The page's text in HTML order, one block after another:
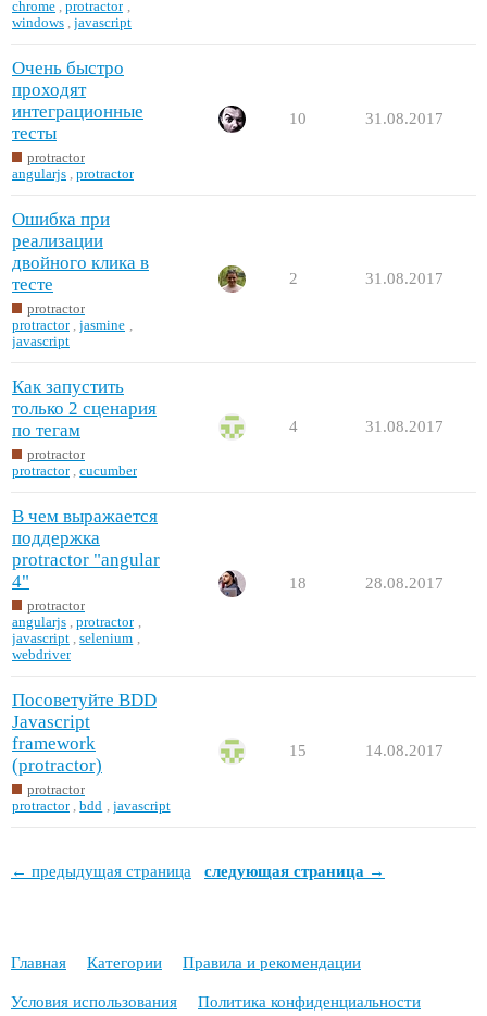
chrome ,protractor
windows ,javascript
Очень быстро
проходят
интеграционные
тесты
protractor
angularjs ,protractor
10 31.08.2017
Ошибка при
реализации
двойного клика в
тесте
protractor
protractor ,jasmine
javascript
2 31.08.2017
Как запустить
только 2 сценария
по тегам
protractor
protractor ,cucumber
4 31.08.2017
В чем выражается
поддержка
protractor "angular
4"
protractor
angularjs ,protractor
javascript ,selenium
webdriver
18 28.08.2017
Посоветуйте BDD
Javascript
framework
(protractor)
protractor
protractor ,bdd javascript
15 14.08.2017
← предыдущая страница следующая страница →
Главная Категории Правила и рекомендации
Условия использования Политика конфиденциальности